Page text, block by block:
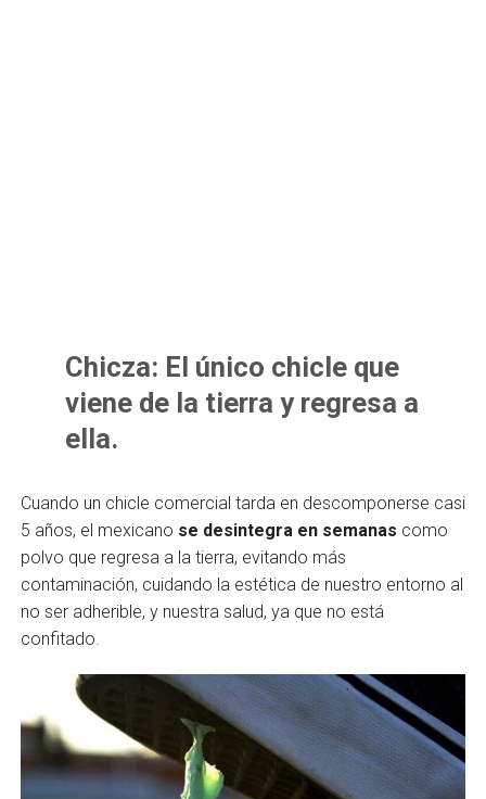
Chicza: El único chicle que
viene de la tierra y regresa a
ella.
Cuando un chicle comercial tarda en descomponerse casi
5 años, el mexicano se desintegra en semanas como
polvo que regresa a la tierra, evitando más
contaminación, cuidando la estética de nuestro entorno al
no ser adherible, y nuestra salud, ya que no está
confitado.